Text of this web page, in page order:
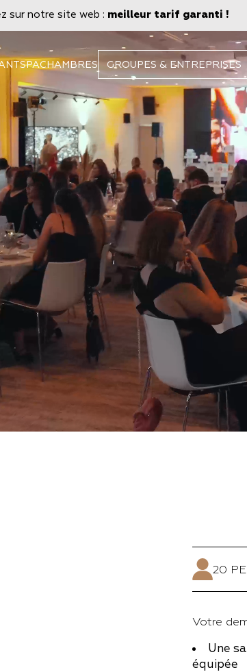
sur notre site web : meilleur tarif garanti !
SPACHAMBRES GROUPES & ENTREPRISES
20
Votre
Une
équipée